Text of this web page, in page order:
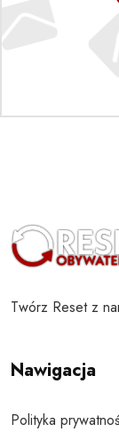
Twórz Reset z
Nawigacja
Polityka